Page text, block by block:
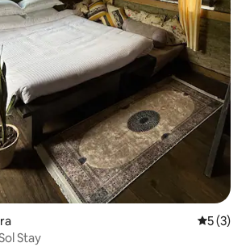
5 (3)
Stay